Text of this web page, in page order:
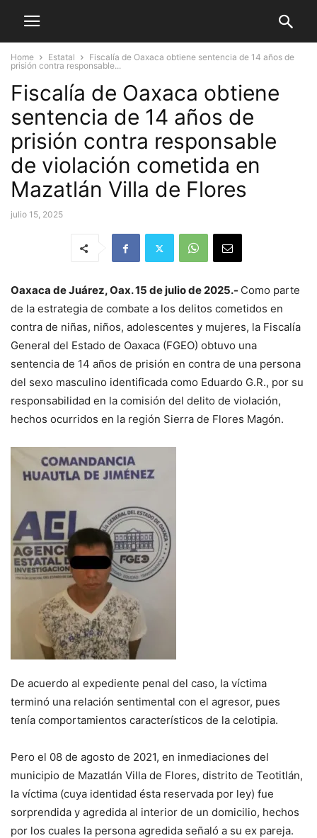
Home Estatal
Fiscalía de Oaxaca obtiene sentencia de 14 años de
prisión contra responsable...
Fiscalía de Oaxaca obtiene
sentencia de 14 años de
prisión contra responsable
de violación cometida en
Mazatlán Villa de Flores
julio 15, 2025
Oaxaca de Juárez, Oax. 15 de julio de 2025.- Como parte
de la estrategia de combate a los delitos cometidos en
contra de niñas, niños, adolescentes y mujeres, la Fiscalía
General del Estado de Oaxaca (FGEO) obtuvo una
sentencia de 14 años de prisión en contra de una persona
del sexo masculino identificada como Eduardo G.R., por su
responsabilidad en la comisión del delito de violación,
hechos ocurridos en la región Sierra de Flores Magón.
De acuerdo al expediente penal del caso, la víctima
terminó una relación sentimental con el agresor, pues
tenía comportamientos característicos de la celotipia.
Pero el 08 de agosto de 2021, en inmediaciones del
municipio de Mazatlán Villa de Flores, distrito de Teotitlán,
la víctima (cuya identidad ésta reservada por ley) fue
sorprendida y agredida al interior de un domicilio, hechos
por los cuales la persona agredida señaló a su ex pareja.